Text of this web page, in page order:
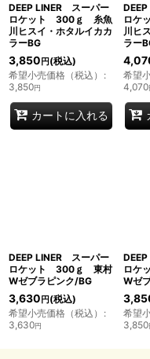
DEEP LINER スーパー
ロケット 300ｇ 糸魚
川ヒスイ・ホタルイカカ
ラーBG
3,850 円 (税込)
希望小売価格（税込） :
3,850円
カートに入れる
ロケ
川ヒ
ラー
希望
4,070
DEEP LINER スーパー
ロケット 300ｇ 東村
Wゼブラピンク/BG
3,630 円 (税込)
希望小売価格（税込） :
3,630円
ロケ
Wゼ
希望
3,850